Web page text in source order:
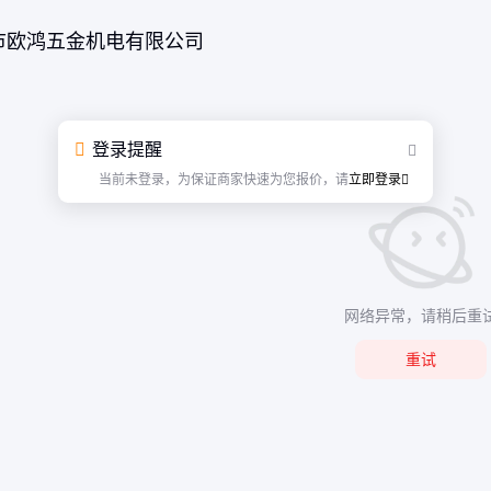
欧鸿五金机电有限公司
登录提醒
当前未登录，为保证商家快速为您报价，请立即登录
网络异常，请稍后重
重试